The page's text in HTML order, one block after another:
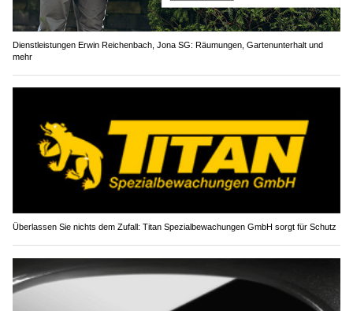
Dienstleistungen Erwin Reichenbach, Jona SG: Räumungen, Gartenunterhalt und
mehr
Überlassen Sie nichts dem Zufall: Titan Spezialbewachungen GmbH sorgt für Schutz